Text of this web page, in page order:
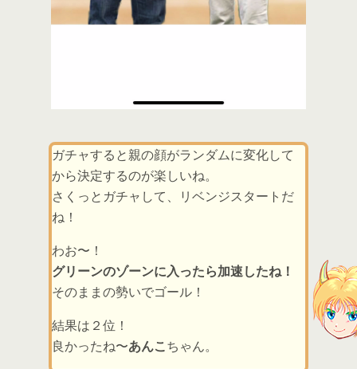
ガチャすると親の顔がランダムに変化して
から決定するのが楽しいね。
さくっとガチャして、リベンジスタートだ
ね！
わお〜！
グリーンのゾーンに入ったら加速したね！
そのままの勢いでゴール！
結果は２位！
良かったね〜あんこ ちゃん。